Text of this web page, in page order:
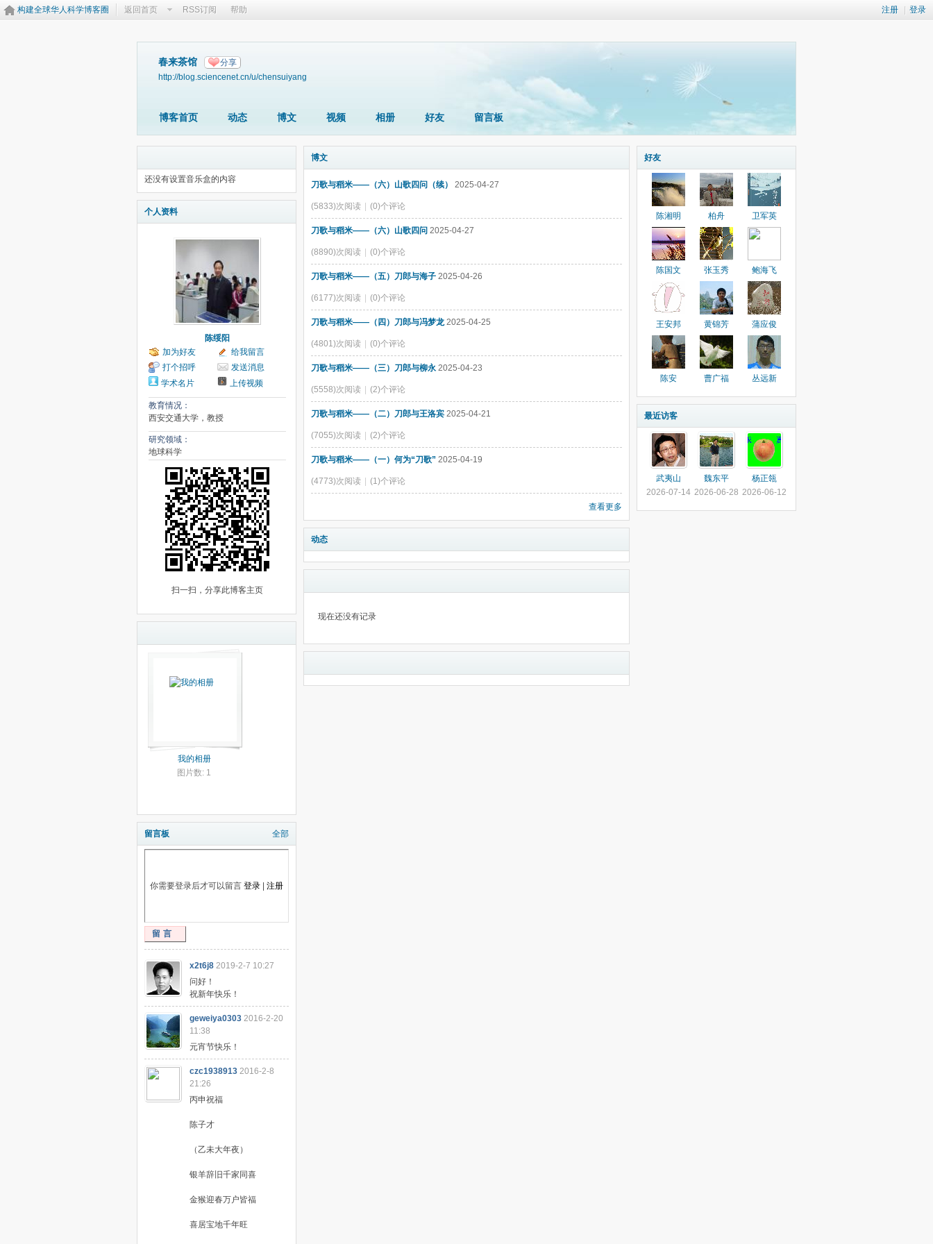
注册 登录
构建全球华人科学博客圈 返回首页 RSS订阅 帮助
春来茶馆 分享
http://blog.sciencenet.cn/u/chensuiyang
博客首页 动态 博文 视频 相册 好友 留言板
还没有设置音乐盒的内容
个人资料
陈绥阳
加为好友
给我留言
打个招呼
发送消息
学术名片
上传视频
教育情况：
西安交通大学，教授
研究领域：
地球科学
扫一扫，分享此博客主页
我的相册
图片数: 1
留言板 全部
你需要登录后才可以留言 登录 注册
留言
x2t6j8 2019-2-7 10:27
问好！
祝新年快乐！
geweiya0303 2016-2-20
11:38
元宵节快乐！
czc1938913 2016-2-8
21:26
丙申祝福
陈子才
（乙未大年夜）
银羊辞旧千家同喜
金猴迎春万户皆福
喜居宝地千年旺
博文
刀歌与稻米——（六）山歌四问（续） 2025-04-27
(5833)次阅读 (0)个评论
刀歌与稻米——（六）山歌四问 2025-04-27
(8890)次阅读 (0)个评论
刀歌与稻米——（五）刀郎与海子 2025-04-26
(6177)次阅读 (0)个评论
刀歌与稻米——（四）刀郎与冯梦龙2025-04-25
(4801)次阅读 (0)个评论
刀歌与稻米——（三）刀郎与柳永 2025-04-23
(5558)次阅读 (2)个评论
刀歌与稻米——（二）刀郎与王洛宾 2025-04-21
(7055)次阅读 (2)个评论
刀歌与稻米——（一）何为“刀歌” 2025-04-19
(4773)次阅读 (1)个评论
查看更多
动态
现在还没有记录
好友
陈湘明 柏舟 卫军英
陈国文 张玉秀 鲍海飞
王安邦 黄锦芳 蒲应俊
陈安 曹广福 丛远新
最近访客
武夷山
2026-07-14
魏东平
2026-06-28
杨正瓴
2026-06-12